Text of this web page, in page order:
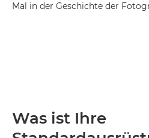
Mal in der Geschichte der
Was ist Ihre